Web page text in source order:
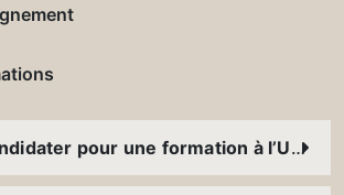
Comment candidater pour une formation à l’USJ ?